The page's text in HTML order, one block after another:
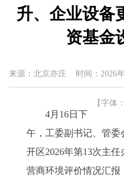
升、企业设备
资基金
来源：北京亦庄 时间：2026年
【字体：
4月16日下
午，工委副书记、管
开区2026年第13次主
营商环境评价情况汇报